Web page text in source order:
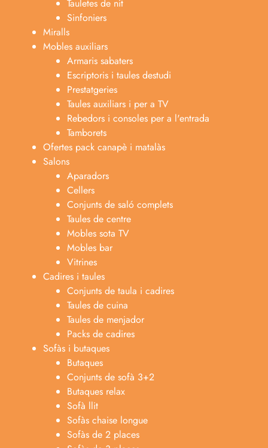
Tauletes de nit
Sinfoniers
Miralls
Mobles auxiliars
Armaris sabaters
Escriptoris i taules destudi
Prestatgeries
Taules auxiliars i per a TV
Rebedors i consoles per a l'entrada
Tamborets
Ofertes pack canapè i matalàs
Salons
Aparadors
Cellers
Conjunts de saló complets
Taules de centre
Mobles sota TV
Mobles bar
Vitrines
Cadires i taules
Conjunts de taula i cadires
Taules de cuina
Taules de menjador
Packs de cadires
Sofàs i butaques
Butaques
Conjunts de sofà 3+2
Butaques relax
Sofà llit
Sofàs chaise longue
Sofàs de 2 places